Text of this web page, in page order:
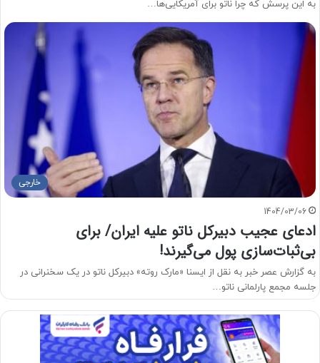
به این پرسش که چرا ناتو برای آمریکایی‌ها…
خارجی
1404/03/06
ادعای عجیب دبیرکل ناتو علیه ایران/ برای
بی‌ثبات‌سازی پول می‌گیرند!
به گزارش عصر خبر به نقل از ایسنا «مارک روته» دبیرکل ناتو در یک سخنرانی در
جلسه مجمع پارلمانی ناتو…